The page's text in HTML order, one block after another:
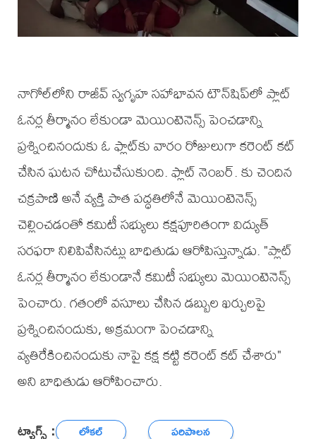
నాగోల్‌లోని రాజీవ్ స్వగృహ సహాభావన టౌన్‌షిప్‌లో ప్లాట్
ఓనర్ల తీర్మానం లేకుండా మెయింటెనెన్స్ పెంచడాన్ని
ప్రశ్నించినందుకు ఓ ఫ్లాట్‌కు వారం రోజులుగా కరెంట్ కట్
చేసిన ఘటన చోటుచేసుకుంది. ఫ్లాట్ నెంబర్. కు చెందిన
చక్రపాణి అనే వ్యక్తి పాత పద్ధతిలోనే మెయింటెనెన్స్
చెల్లించడంతో కమిటీ సభ్యులు కక్షపూరితంగా విద్యుత్
సరఫరా నిలిపివేసినట్లు బాధితుడు ఆరోపిస్తున్నాడు. "ప్లాట్
ఓనర్ల తీర్మానం లేకుండానే కమిటీ సభ్యులు మెయింటెనెన్స్
పెంచారు. గతంలో వసూలు చేసిన డబ్బుల ఖర్చులపై
ప్రశ్నించినందుకు, అక్రమంగా పెంచడాన్ని
వ్యతిరేకించినందుకు నాపై కక్ష కట్టి కరెంట్ కట్ చేశారు"
అని బాధితుడు ఆరోపించారు.
ట్యాగ్స్ : లోకల్ పరిపాలన